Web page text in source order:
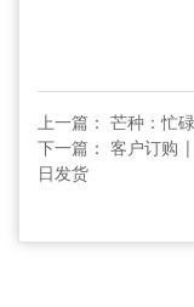
上一篇： 芒种：忙
下一篇： 客户订购
日发货